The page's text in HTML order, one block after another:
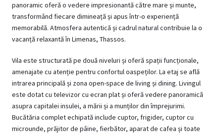
panoramic oferă o vedere impresionantă către mare și munte,
transformând fiecare dimineață și apus într-o experiență
memorabilă. Atmosfera autentică și cadrul natural contribuie la o
vacanță relaxantă în Limenas, Thassos.
Vila este structurată pe două niveluri și oferă spații funcționale,
amenajate cu atenție pentru confortul oaspeților. La etaj se află
intrarea principală și zona open-space de living și dining. Livingul
este dotat cu televizor cu ecran plat și oferă vedere panoramică
asupra capitalei insulei, a mării și a munților din împrejurimi.
Bucătăria complet echipată include cuptor, frigider, cuptor cu
microunde, prăjitor de pâine, fierbător, aparat de cafea și toate